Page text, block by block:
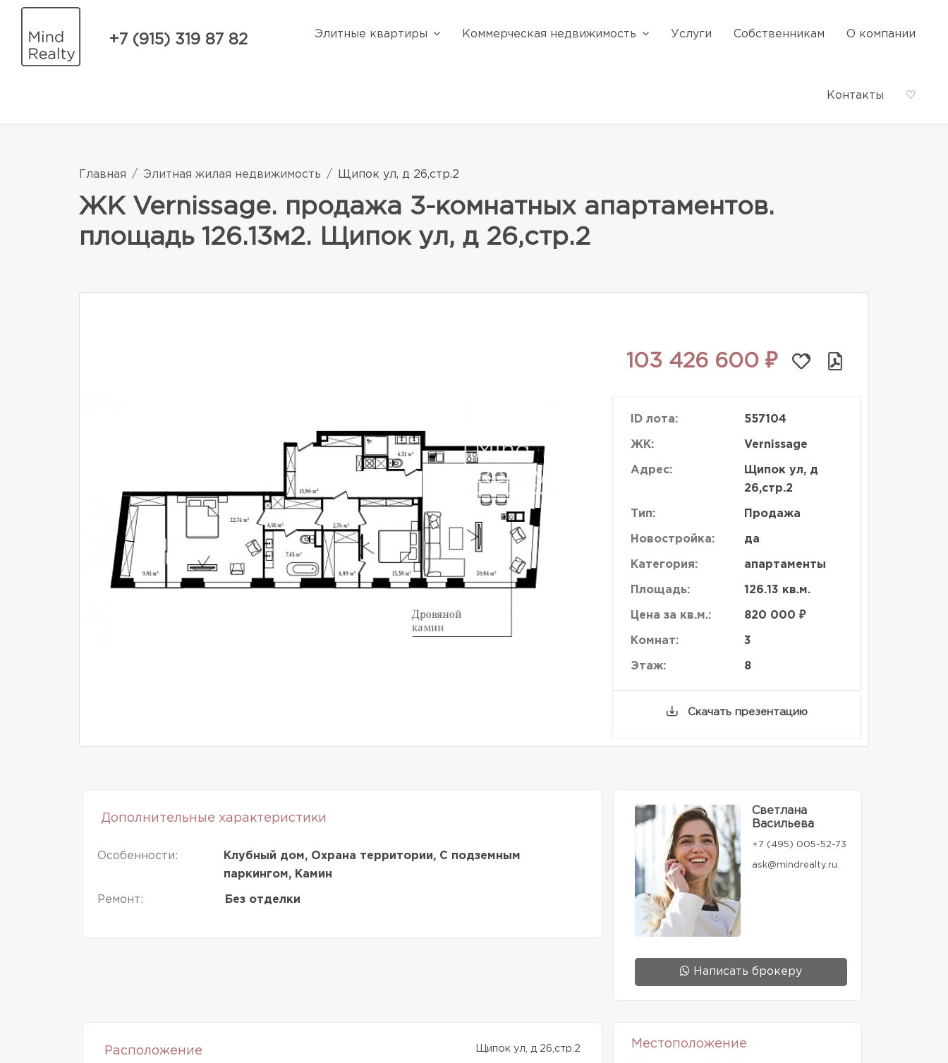
+7 (915) 319 87 82 Элитные квартиры Коммерческая недвижимость Услуги Собственникам О компании
Контакты ♡
Главная Элитная жилая недвижимость Щипок ул, д 26,стр.2
ЖК Vernissage. продажа 3-комнатных апартаментов.
площадь 126.13м2. Щипок ул, д 26,стр.2
103 426 600 ₽
ID лота: 557104
ЖК: Vernissage
Адрес:
Щипок ул, д
26,стр.2
Тип: Продажа
Новостройка: да
Категория: апартаменты
Площадь: 126.13 кв.м.
Цена за кв.м.: 820 000 ₽
Комнат: 3
Этаж: 8
Скачать презентацию
Дополнительные характеристики
Особенности:
Клубный дом, Охрана территории, С подземным
паркингом, Камин
Ремонт: Без отделки
Светлана
Васильева
+7 (495) 005-52-73
ask@mindrealty.ru
Написать брокеру
Расположение Щипок ул, д 26,стр.2 Местоположение